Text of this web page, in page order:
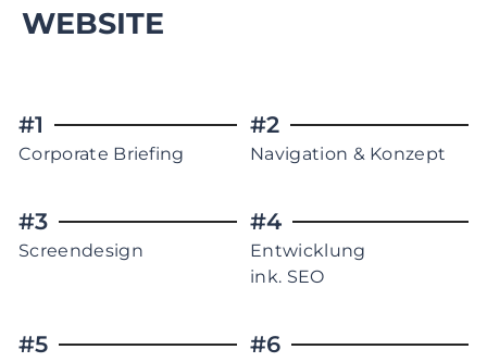
WEBSITE
#1
Corporate Briefing
#2
Navigation & Konzept
#3
Screendesign
#4
Entwicklung
ink. SEO
#5 #6